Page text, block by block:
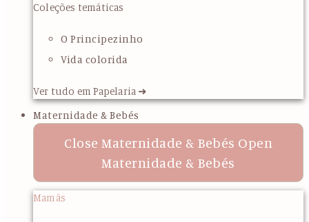
Coleções temáticas
O Principezinho
Vida colorida
Ver tudo em Papelaria ➜
Maternidade & Bebés
Close Maternidade & Bebés Open
Maternidade & Bebés
Mamãs